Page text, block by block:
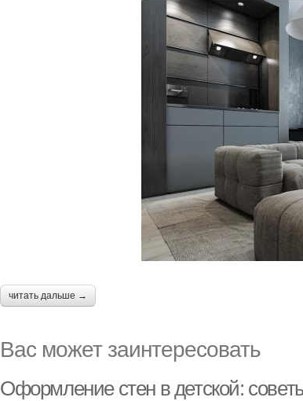
читать дальше →
Вас может заинтересовать
Оформление стен в детской: